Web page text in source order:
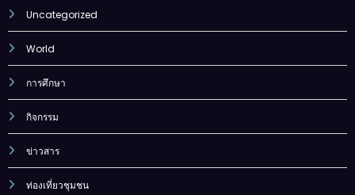
Uncategorized
World
การศึกษา
กิจกรรม
ข่าวสาร
ท่องเที่ยวชุมชน